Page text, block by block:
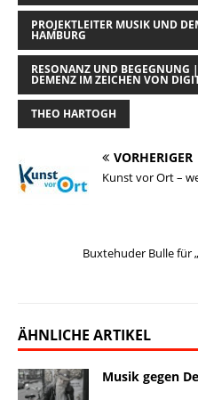
PROJEKTLEITER MUSIK UND
HAMBURG
RESONANZ UND BEGEGNUNG
DEMENZ IM ZEICHEN VON
THEO HARTOGH
VORHERIGER
Kunst vor Ort –
Buxtehuder Bulle für
ÄHNLICHE ARTIKEL
Musik gegen